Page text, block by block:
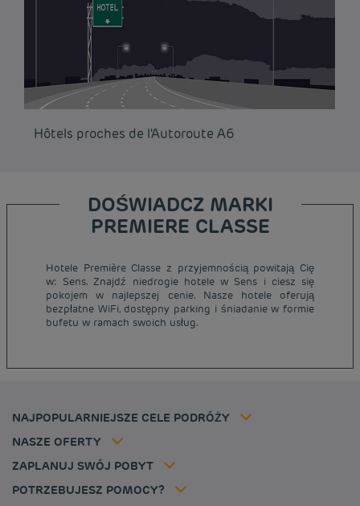
Hôtels proches de l'Autoroute A6
DOŚWIADCZ MARKI
PREMIERE CLASSE
Hotele Première Classe z przyjemnością powitają Cię
w: Sens. Znajdź niedrogie hotele w Sens i ciesz się
pokojem w najlepszej cenie. Nasze hotele oferują
bezpłatne WiFi, dostępny parking i śniadanie w formie
bufetu w ramach swoich usług.
NAJPOPULARNIEJSZE CELE PODRÓŻY
Tanie hotele Paryż
Tanie hotele Warszawa
Tanie hotele Wrocław
Tanie hotele Polska
Tanie hotele Belgia
NASZE OFERTY
Stawka członkowska
ZAPLANUJ SWÓJ POBYT
POTRZEBUJESZ POMOCY?
Informacje prawne
Regulamin
Tax policy
Kariera
Louvre Hotels Group